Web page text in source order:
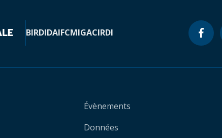
BIRDIDAIFCMIGACIRDI
Évènements
Données